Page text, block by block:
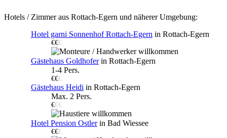
Hotels / Zimmer aus Rottach-Egern und näherer Umgebung:
Hotel garni Sonnenhof Rottach-Egern in Rottach-Egern
€€€
Gästehaus Goldhoferin Rottach-Egern
1-4 Pers.
€€€
Gästehaus Heidi in Rottach-Egern
Max. 2 Pers.
€€€
Hotel Pension Ostlerin Bad Wiessee
€€€